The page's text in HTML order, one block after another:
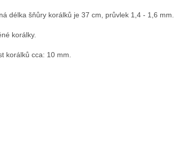
délka šňůry korálků je 37 cm, průvlek 1,4 - 1,6 mm.
korálky.
korálků cca: 10 mm.